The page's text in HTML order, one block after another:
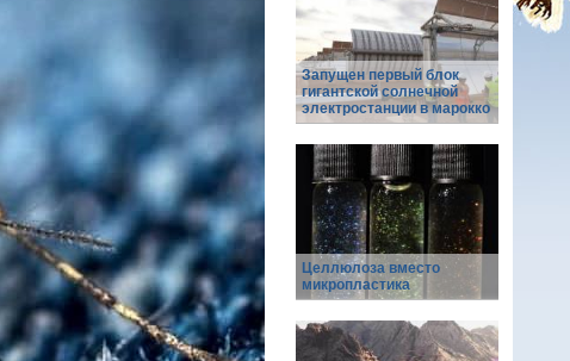
Запущен первый блок
гигантской солнечной
электростанции в марокко
Целлюлоза вместо
микропластика